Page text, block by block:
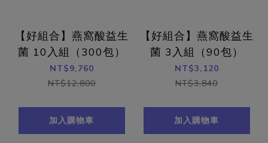
【好組合】燕窩酸益生
菌 10入組（300包）
NT$9,760
NT$12,800
加入購物車
【好組合】燕窩酸益生
菌 3入組（90包）
NT$3,120
NT$3,840
加入購物車